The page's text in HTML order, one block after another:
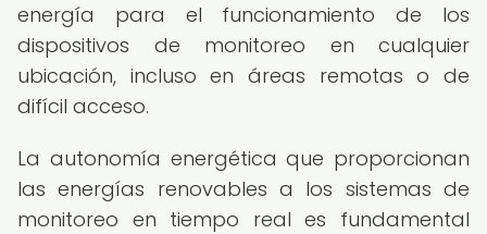
energía para el funcionamiento de los
dispositivos de monitoreo en cualquier
ubicación, incluso en áreas remotas o de
difícil acceso.
La autonomía energética que proporcionan
las energías renovables a los sistemas de
monitoreo en tiempo real es fundamental